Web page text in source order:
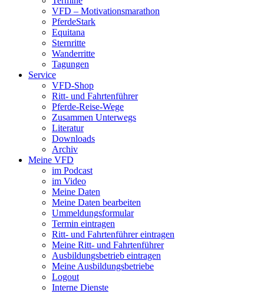
VFD – Motivationsmarathon
PferdeStark
Equitana
Sternritte
Wanderritte
Tagungen
Service
VFD-Shop
Ritt- und Fahrtenführer
Pferde-Reise-Wege
Zusammen Unterwegs
Literatur
Downloads
Archiv
Meine VFD
im Podcast
im Video
Meine Daten
Meine Daten bearbeiten
Ummeldungsformular
Termin eintragen
Ritt- und Fahrtenführer eintragen
Meine Ritt- und Fahrtenführer
Ausbildungsbetrieb eintragen
Meine Ausbildungsbetriebe
Logout
Interne Dienste